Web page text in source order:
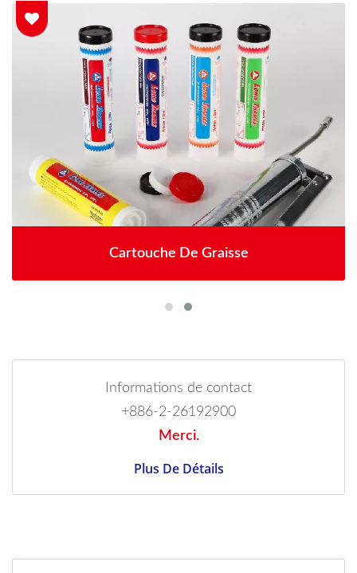
Cartouche De Graisse
Informations de contact
+886-2-26192900
Merci.
Plus De Détails